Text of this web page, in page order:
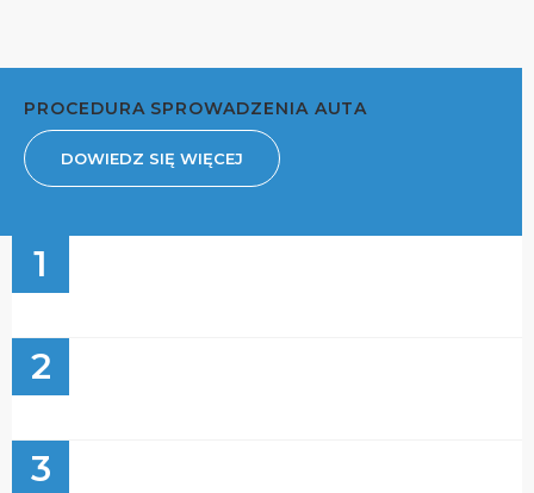
PROCEDURA SPROWADZENIA AUTA
DOWIEDZ SIĘ WIĘCEJ
1
2
3